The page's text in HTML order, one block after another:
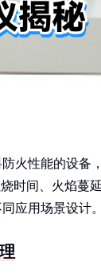
火性能的设备
时间、火焰蔓
应用场景设计。